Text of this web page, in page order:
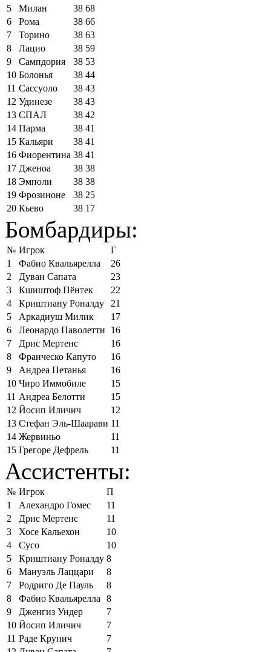
5
Милан 38 68
6
Рома 38 66
7
Торино 38 63
8
Лацио 38 59
9
Сампдория 38 53
10 Болонья 38 44
11 Сассуоло 38 43
12 Удинезе 38 43
13 СПАЛ 38 42
14 Парма 38 41
15 Кальяри 38 41
16 Фиорентина 38 41
17 Дженоа 38 38
18 Эмполи 38 38
19 Фрозиноне 38 25
20 Кьево 38 17
Бомбардиры:
№ Игрок
Г
1
Фабио Квальярелла
26
2
Дуван Сапата
23
3
Кшиштоф Пёнтек
22
4
Криштиану Роналду
21
5
Аркадиуш Милик
17
6
Леонардо Паволетти
16
7
Дрис Мертенс
16
8
Франческо Капуто
16
9
Андреа Петанья
16
10 Чиро Иммобиле
15
11 Андреа Белотти
15
12 Йосип Иличич
12
13 Стефан Эль-Шаарави 11
14 Жервиньо
11
15 Грегоре Дефрель 11
Ассистенты:
№ Игрок
П
1
Алехандро Гомес
11
2
Дрис Мертенс
11
3
Хосе Кальехон
10
4
Сусо
10
5
Криштиану Роналду 8
6
Мануэль Лаццари
8
7
Родриго Де Пауль
8
8
Фабио Квальярелла
8
9
Дженгиз Ундер
7
10 Йосип Иличич
7
11 Раде Крунич
7